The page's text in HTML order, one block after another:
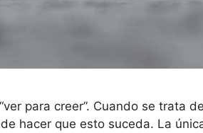
para creer”. Cuando se trata
hacer que esto suceda. La